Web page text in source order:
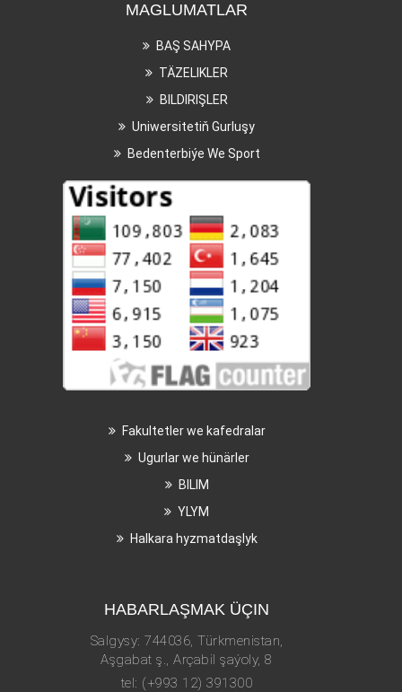
MAGLUMATLAR
BAŞ SAHYPA
TÄZELIKLER
BILDIRIŞLER
Uniwersitetiň Gurluşy
Bedenterbiýe We Sport
Fakultetler we kafedralar
Ugurlar we hünärler
BILIM
YLYM
Halkara hyzmatdaşlyk
HABARLAŞMAK ÜÇIN
Salgysy: 744036, Türkmenistan,
Aşgabat ş., Arçabil şaýoly, 8
tel: (+993 12) 391300